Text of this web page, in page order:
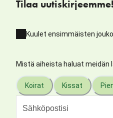
Tilaa uutiskirjeemme!
Kuulet ensimmäisten
Mistä aiheista haluat meidän
Koirat Kissat